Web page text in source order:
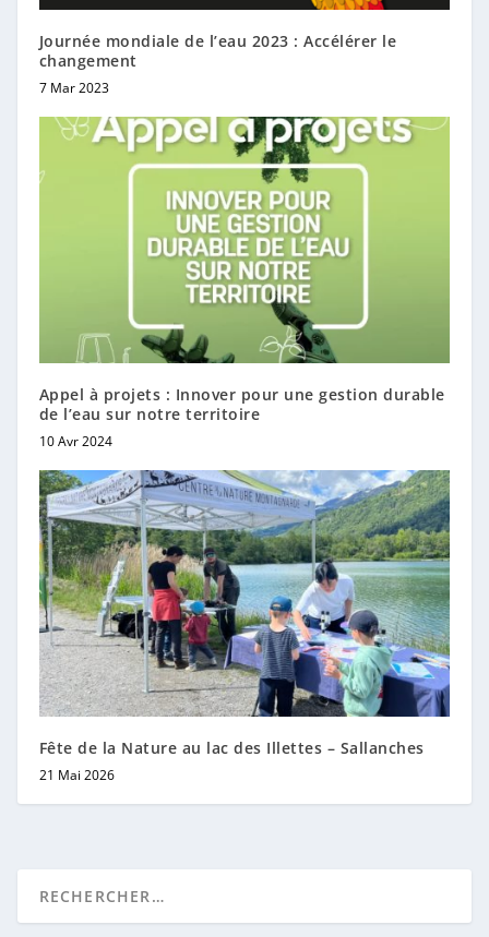
Journée mondiale de l’eau 2023 : Accélérer le
changement
7 Mar 2023
Appel à projets : Innover pour une gestion durable
de l’eau sur notre territoire
10 Avr 2024
Fête de la Nature au lac des Illettes – Sallanches
21 Mai 2026